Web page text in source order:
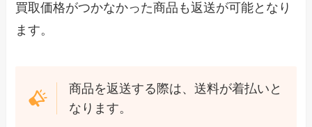
買取価格がつかなかった商品も返送が可能となり
ます。
商品を返送する際は、送料が着払いと
なります。